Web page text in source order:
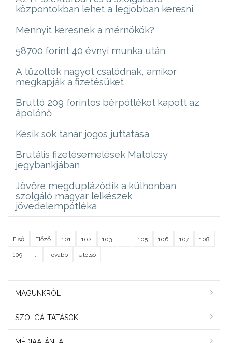
központokban lehet a legjobban keresni
Mennyit keresnek a mérnökök?
58700 forint 40 évnyi munka után
A tűzoltók nagyot csalódnak, amikor
megkapják a fizetésüket
Bruttó 209 forintos bérpótlékot kapott az
ápolónő
Késik sok tanár jogos juttatása
Brutális fizetésemelések Matolcsy
jegybankjában
Jövőre megduplázódik a külhonban
szolgáló magyar lelkészek
jövedelempótléka
Első Előző 101 102 103 105 106 107 108
109 Tovább Utolsó
MAGUNKRÓL
SZOLGÁLTATÁSOK